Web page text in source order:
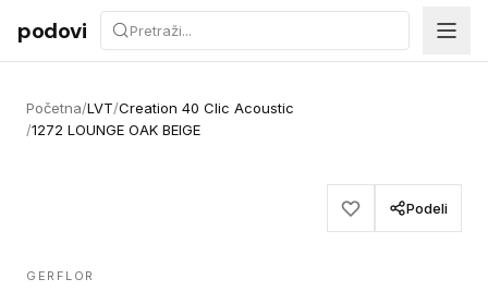
Preskoči na sadržaj
podovi
Početna/LVT/Creation 40 Clic Acoustic
/1272 LOUNGE OAK BEIGE
Podeli
GERFLOR